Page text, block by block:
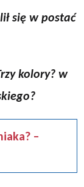
się w postać
kolory? w
–